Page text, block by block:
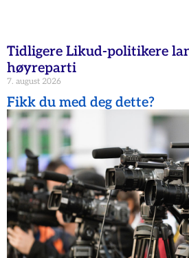
Tidligere Likud-politikere
høyreparti
7. august 2026
Fikk du med deg dette?